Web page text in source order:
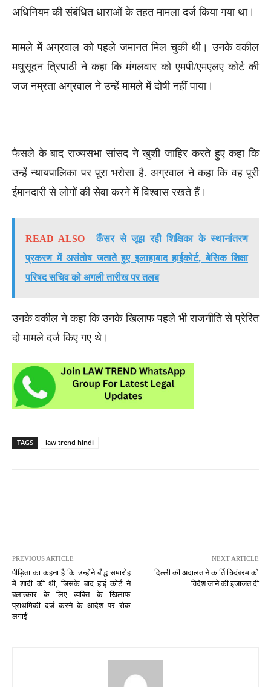
अधिनियम की संबंधित धाराओं के तहत मामला दर्ज किया गया था।
मामले में अग्रवाल को पहले जमानत मिल चुकी थी। उनके वकील
मधुसूदन त्रिपाठी ने कहा कि मंगलवार को एमपी/एमएलए कोर्ट की
जज नम्रता अग्रवाल ने उन्हें मामले में दोषी नहीं पाया।
फैसले के बाद राज्यसभा सांसद ने खुशी जाहिर करते हुए कहा कि
उन्हें न्यायपालिका पर पूरा भरोसा है. अग्रवाल ने कहा कि वह पूरी
ईमानदारी से लोगों की सेवा करने में विश्वास रखते हैं।
READ ALSO
कैंसर से जूझ रही शिक्षिका के स्थानांतरण
प्रकरण में असंतोष जताते हुए इलाहाबाद हाईकोर्ट, बेसिक शिक्षा
परिषद सचिव को अगली तारीख पर तलब
उनके वकील ने कहा कि उनके खिलाफ पहले भी राजनीति से प्रेरित
दो मामले दर्ज किए गए थे।
TAGS law trend hindi
PREVIOUS ARTICLE
पीड़िता का कहना है कि उन्होंने बौद्ध समारोह
में शादी की थी, जिसके बाद हाई कोर्ट ने
बलात्कार के लिए व्यक्ति के खिलाफ
प्राथमिकी दर्ज करने के आदेश पर रोक
लगाईं
NEXT ARTICLE
दिल्ली की अदालत ने कार्ति चिदंबरम को
विदेश जाने की इजाजत दी